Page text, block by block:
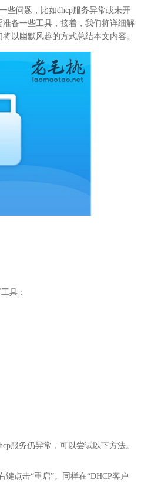
些问题，比如dhcp服务异常或未开
备一些工具，接着，我们将详细解
以幽默风趣的方式总结本文内容。
具：
服务仍异常，可以尝试以下方法。
键点击“重启”。同样在“DHCP客户